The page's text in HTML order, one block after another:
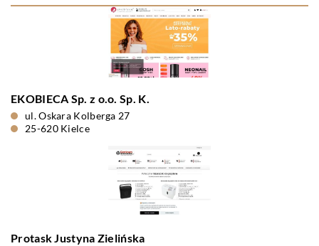
EKOBIECA Sp. z o.o. Sp. K.
ul. Oskara Kolberga 27
25-620 Kielce
Protask Justyna Zielińska